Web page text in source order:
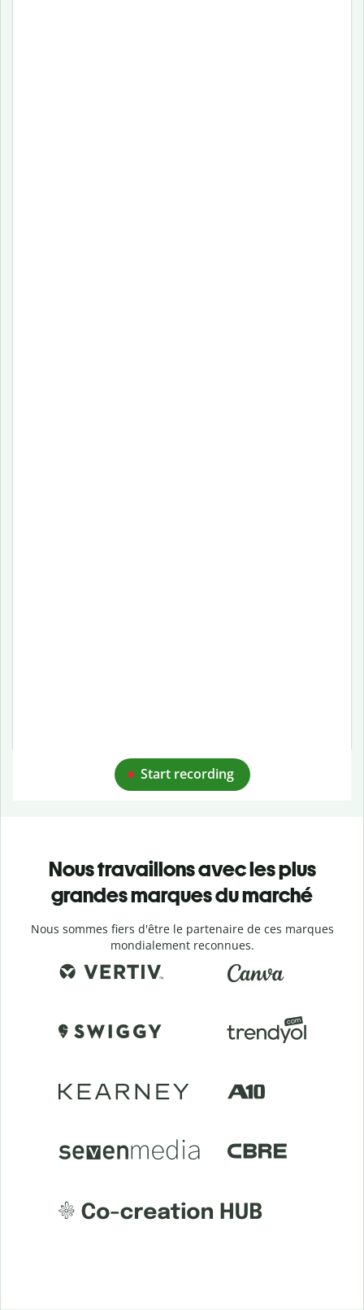
Start recording
Nous travaillons avec les plus
grandes marques du marché
Nous sommes fiers d'être le partenaire de ces marques
mondialement reconnues.